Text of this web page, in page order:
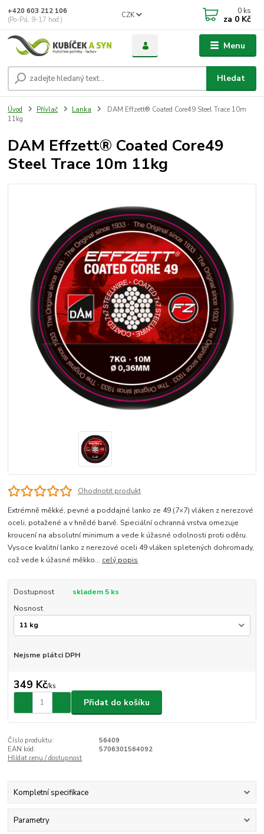
Menu
CZK
Hledat
+420 603 212 106
(Po-Pá, 9-17 hod.)
0 ks
za 0 Kč
Úvod Přívlač Lanka
DAM Effzett® Coated Core49 Steel Trace 10m
11kg
DAM Effzett® Coated Core49
Steel Trace 10m 11kg
Ohodnotit produkt
Extrémně měkké, pevné a poddajné lanko ze 49 (7×7) vláken z nerezové
oceli, potažené a v hnědé barvě. Speciální ochranná vrstva omezuje
kroucení na absolutní minimum a vede k úžasné odolnosti proti oděru.
Vysoce kvalitní lanko z nerezové oceli 49 vláken spletených dohromady,
což vede k úžasné měkko... celý popis
Dostupnost
skladem 5 ks
Nosnost
Nejsme plátci DPH
349 Kč/ks
Přidat do košíku
Číslo produktu:
56409
EAN kód:
5706301564092
Hlídat cenu / dostupnost
Kompletní specifikace
Parametry